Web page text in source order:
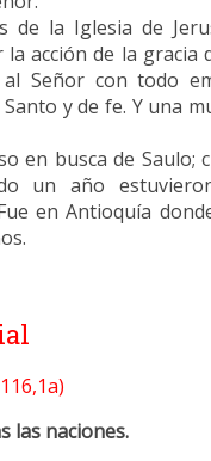
de la Iglesia de
acción de la gracia
Señor con todo
y de fe. Y una
en busca de Saulo;
un año
en Antioquía
las naciones.